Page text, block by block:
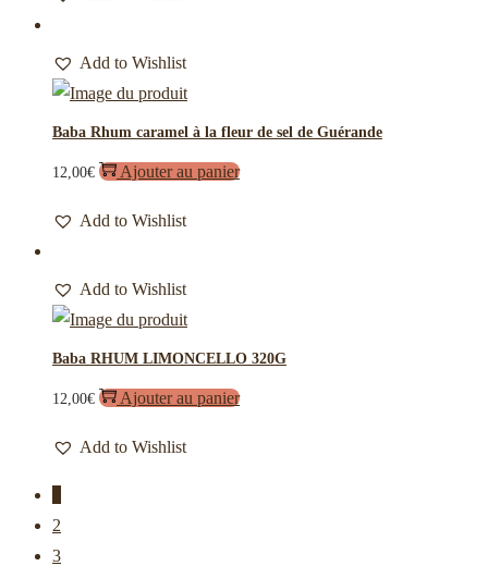
Add to Wishlist
Baba Rhum caramel à la fleur de sel de Guérande
12,00€ Ajouter au panier
Add to Wishlist
Add to Wishlist
Baba RHUM LIMONCELLO 320G
12,00€ Ajouter au panier
Add to Wishlist
2
3